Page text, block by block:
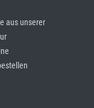
aus unserer